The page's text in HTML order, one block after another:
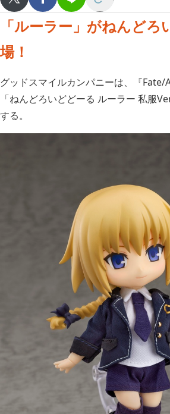
「ルーラー」がねんど
場！
グッドスマイルカンパニーは、『Fate/
「ねんどろいどどーる ルーラー 私服
する。